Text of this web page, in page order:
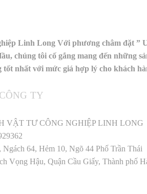
Linh Long Với phương châm đặt ”
chúng tôi cố gắng mang đến những
tốt nhất với mức giá hợp lý cho khách
TY
VẬT TƯ CÔNG NGHIỆP LINH LONG
64, Hẻm 10, Ngõ 44 Phố Trần Thái
Vọng Hậu, Quận Cầu Giấy, Thành phố